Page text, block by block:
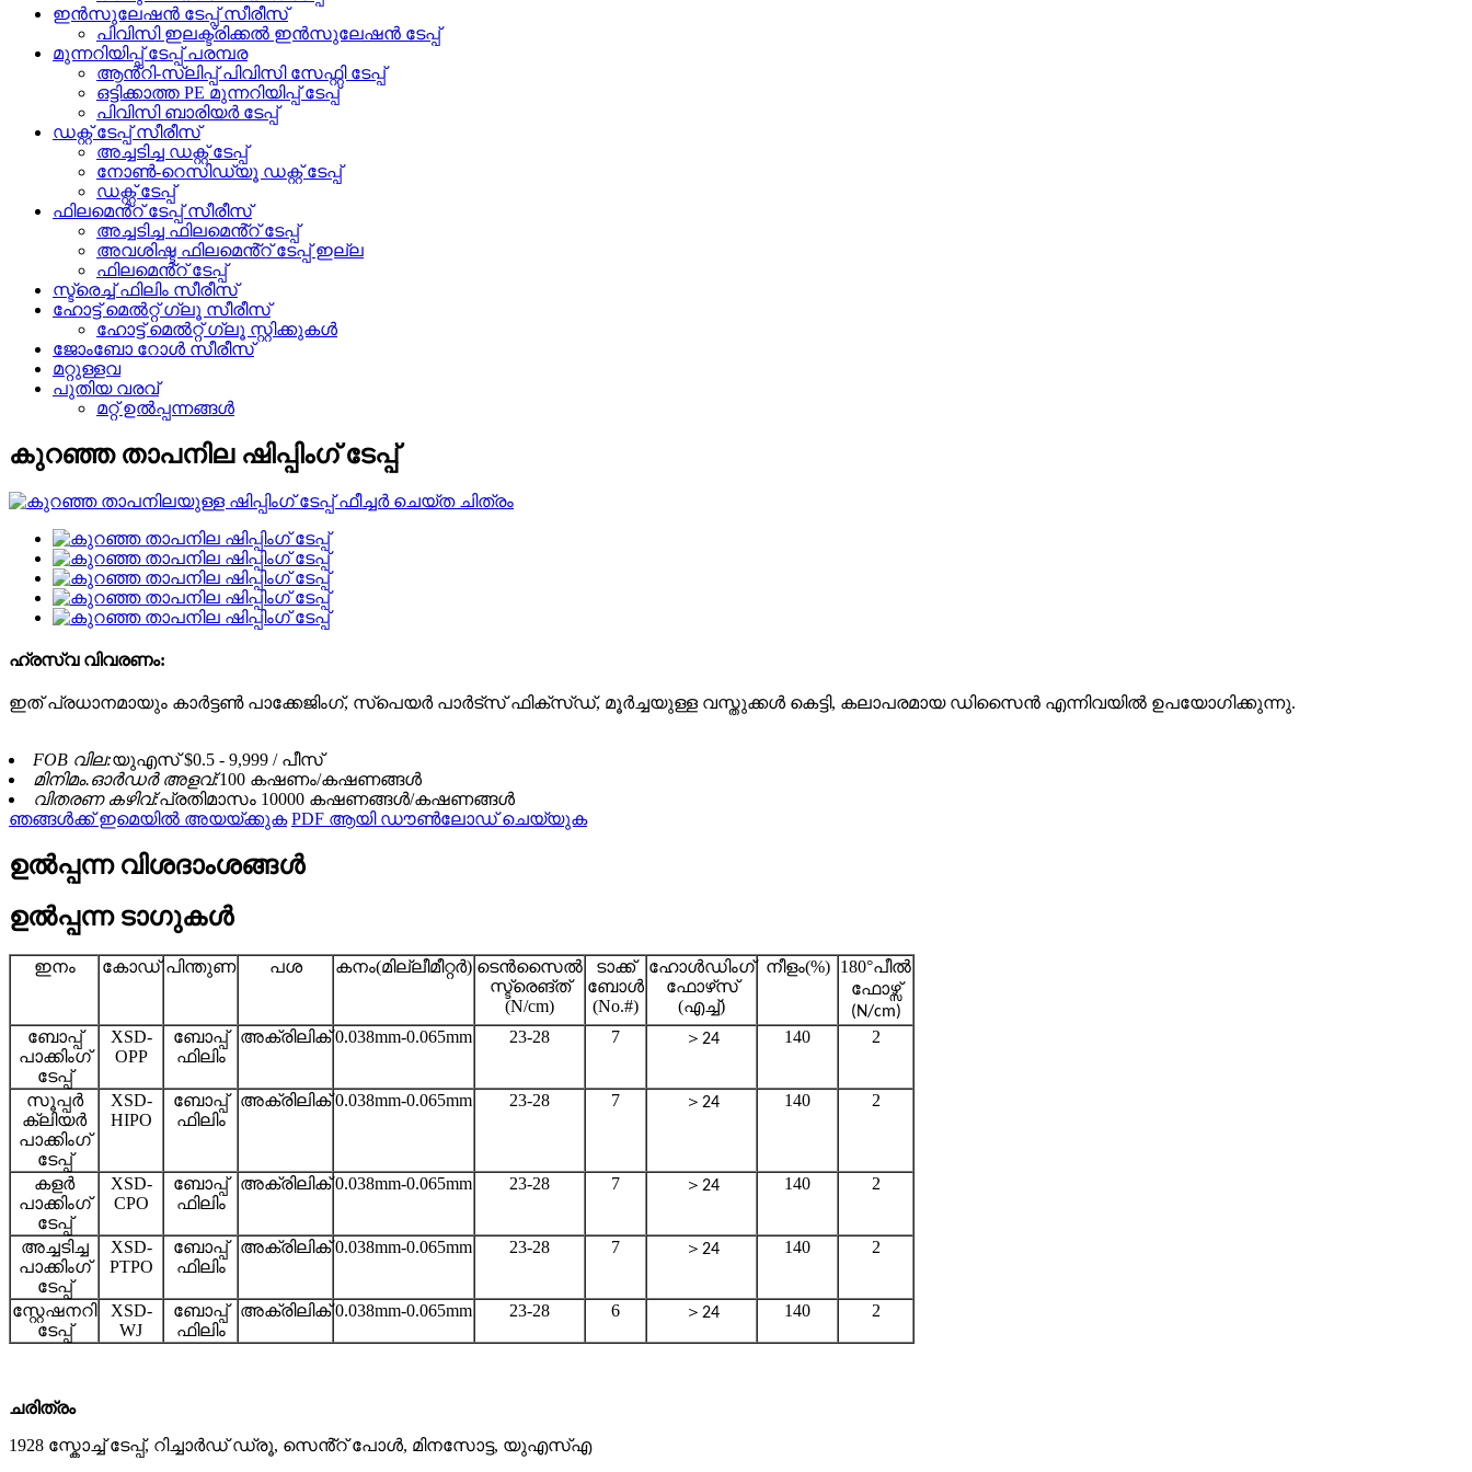
ഇൻസുലേഷൻ ടേപ്പ് സീരീസ്
പിവിസി ഇലക്ട്രിക്കൽ ഇൻസുലേഷൻ ടേപ്പ്
മുന്നറിയിപ്പ് ടേപ്പ് പരമ്പര
ആൻ്റി-സ്ലിപ്പ് പിവിസി സേഫ്റ്റി ടേപ്പ്
ഒട്ടിക്കാത്ത PE മുന്നറിയിപ്പ് ടേപ്പ്
പിവിസി ബാരിയർ ടേപ്പ്
ഡക്റ്റ് ടേപ്പ് സീരീസ്
അച്ചടിച്ച ഡക്റ്റ് ടേപ്പ്
നോൺ-റെസിഡ്യൂ ഡക്റ്റ് ടേപ്പ്
ഡക്റ്റ് ടേപ്പ്
ഫിലമെൻ്റ് ടേപ്പ് സീരീസ്
അച്ചടിച്ച ഫിലമെൻ്റ് ടേപ്പ്
അവശിഷ്ട ഫിലമെൻ്റ് ടേപ്പ് ഇല്ല
ഫിലമെൻ്റ് ടേപ്പ്
സ്ട്രെച്ച് ഫിലിം സീരീസ്
ഹോട്ട് മെൽറ്റ് ഗ്ലൂ സീരീസ്
ഹോട്ട് മെൽറ്റ് ഗ്ലൂ സ്റ്റിക്കുകൾ
ജോംബോ റോൾ സീരീസ്
മറ്റുള്ളവ
പുതിയ വരവ്
മറ്റ് ഉൽപ്പന്നങ്ങൾ
കുറഞ്ഞ താപനില ഷിപ്പിംഗ് ടേപ്പ്
ഹ്രസ്വ വിവരണം:
ഇത് പ്രധാനമായും കാർട്ടൺ പാക്കേജിംഗ്, സ്പെയർ പാർട്സ് ഫിക്സ്ഡ്, മൂർച്ചയുള്ള വസ്തുക്കൾ കെട്ടി, കലാപരമായ ഡിസൈൻ എന്നിവയിൽ ഉപയോഗിക്കുന്നു.
FOB വില:യുഎസ് $0.5 - 9,999 / പീസ്
മിനിമം.ഓർഡർ അളവ്:100 കഷണം/കഷണങ്ങൾ
വിതരണ കഴിവ്:പ്രതിമാസം 10000 കഷണങ്ങൾ/കഷണങ്ങൾ
ഞങ്ങൾക്ക് ഇമെയിൽ അയയ്ക്കുക PDF ആയി ഡൗൺലോഡ് ചെയ്യുക
ഉൽപ്പന്ന വിശദാംശങ്ങൾ
ഉൽപ്പന്ന ടാഗുകൾ
ഇനം കോഡ് പിന്തുണ പശ കനം(മില്ലീമീറ്റർ) ടെൻസൈൽ
സ്ട്രെങ്ത്
(N/cm)
ടാക്ക്
ബോൾ
(No.#)
ഹോൾഡിംഗ്
ഫോഴ്‌സ്
(എച്ച്)
നീളം(%) 180°പീൽ
ഫോഴ്സ്
(N/cm)
ബോപ്പ്
പാക്കിംഗ്
ടേപ്പ്
XSD-
OPP
ബോപ്പ്
ഫിലിം
അക്രിലിക് 0.038mm-0.065mm 23-28 7 ＞ 24 140 2
സൂപ്പർ
ക്ലിയർ
പാക്കിംഗ്
ടേപ്പ്
XSD-
HIPO
ബോപ്പ്
ഫിലിം
അക്രിലിക് 0.038mm-0.065mm 23-28 7 ＞ 24 140 2
കളർ
പാക്കിംഗ്
ടേപ്പ്
XSD-
CPO
ബോപ്പ്
ഫിലിം
അക്രിലിക് 0.038mm-0.065mm 23-28 7 ＞ 24 140 2
അച്ചടിച്ച
പാക്കിംഗ്
ടേപ്പ്
XSD-
PTPO
ബോപ്പ്
ഫിലിം
അക്രിലിക് 0.038mm-0.065mm 23-28 7 ＞ 24 140 2
സ്റ്റേഷനറി
ടേപ്പ്
XSD-
WJ
ബോപ്പ്
ഫിലിം
അക്രിലിക് 0.038mm-0.065mm 23-28 6 ＞ 24 140 2
ചരിത്രം
1928 സ്കോച്ച് ടേപ്പ്, റിച്ചാർഡ് ഡ്രൂ, സെൻ്റ് പോൾ, മിനസോട്ട, യുഎസ്എ